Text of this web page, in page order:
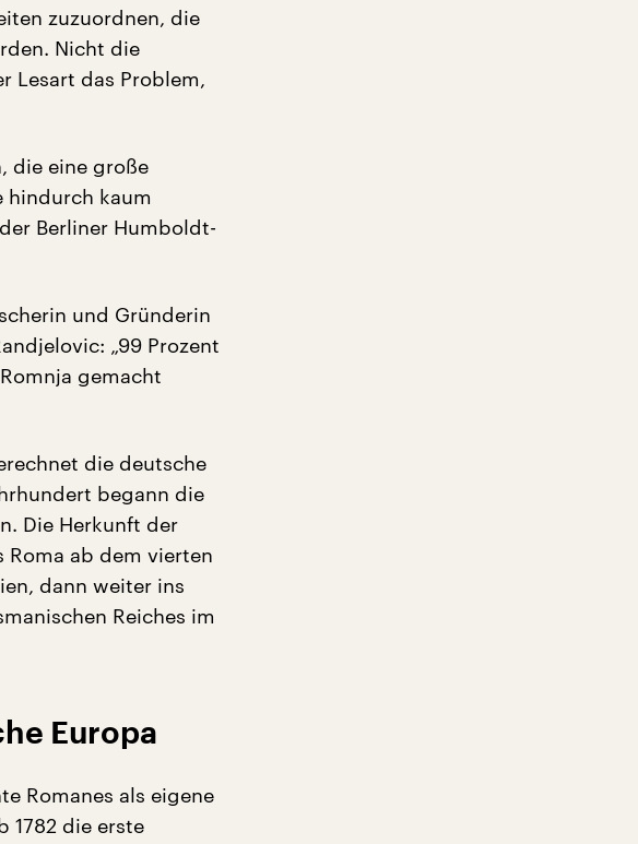
zuzuordnen, die
Nicht die
Lesart das Problem,
die eine große
hindurch kaum
Berliner Humboldt-
und Gründerin
„99 Prozent
gemacht
die deutsche
begann die
Die Herkunft der
ab dem vierten
dann weiter ins
Reiches im
Europa
Romanes als eigene
1782 die erste